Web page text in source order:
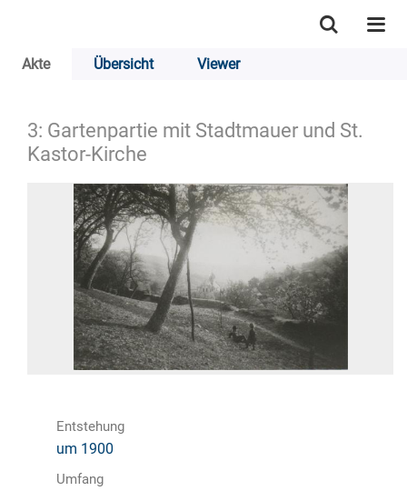
Akte Übersicht Viewer
3: Gartenpartie mit Stadtmauer und St.
Kastor-Kirche
Entstehung
um 1900
Umfang